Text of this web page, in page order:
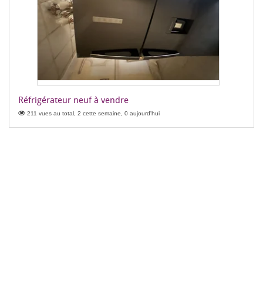
Réfrigérateur neuf à vendre
211 vues au total, 2 cette semaine, 0 aujourd'hui